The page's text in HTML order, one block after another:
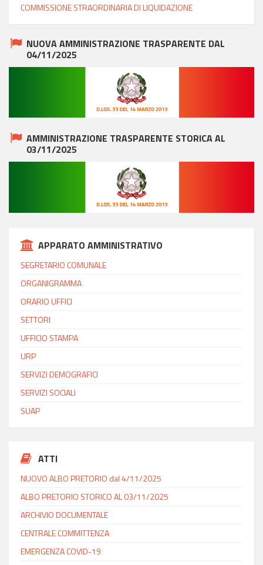
COMMISSIONE STRAORDINARIA DI LIQUIDAZIONE
NUOVA AMMINISTRAZIONE TRASPARENTE DAL
04/11/2025
AMMINISTRAZIONE TRASPARENTE STORICA AL
03/11/2025
APPARATO AMMINISTRATIVO
SEGRETARIO COMUNALE
ORGANIGRAMMA
ORARIO UFFICI
SETTORI
UFFICIO STAMPA
URP
SERVIZI DEMOGRAFICI
SERVIZI SOCIALI
SUAP
ATTI
NUOVO ALBO PRETORIO dal 4/11/2025
ALBO PRETORIO STORICO AL 03/11/2025
ARCHIVIO DOCUMENTALE
CENTRALE COMMITTENZA
EMERGENZA COVID-19